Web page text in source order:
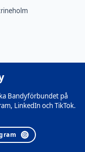
Bandyförbundet på
LinkedIn och TikTok.